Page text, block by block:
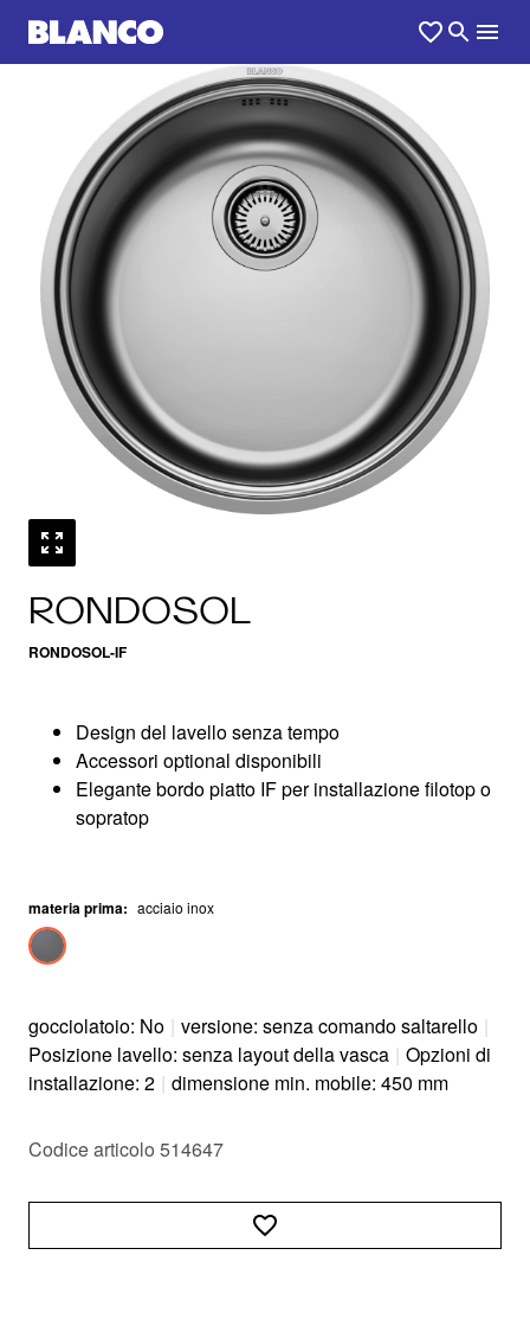
RONDOSOL
RONDOSOL-IF
/0
Design del lavello senza tempo
Accessori optional disponibili
Elegante bordo piatto IF per installazione filotop o
sopratop
materia prima: acciaio inox
gocciolatoio: No | versione: senza comando saltarello |
Posizione lavello: senza layout della vasca | Opzioni di
installazione: 2 | dimensione min. mobile: 450 mm
Codice articolo 514647